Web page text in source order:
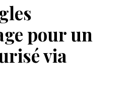
pour un
via